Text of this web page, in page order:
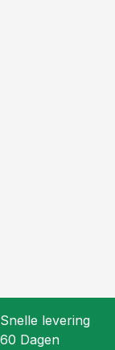
Snelle levering
60 Dagen